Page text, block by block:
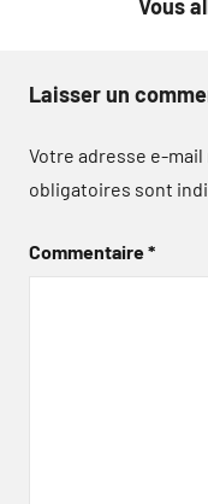
Vous
Laisser un
Votre adresse e-mail
obligatoires sont
Commentaire*